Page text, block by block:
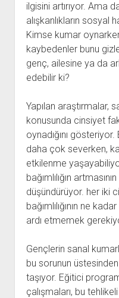
ilgisini artırıyor. Ama
alışkanlıkların
Kimse kumar
kaybedenler bunu
genç, ailesine ya da
edebilir ki?
Yapılan araştırmalar,
konusunda cinsiyet
oynadığını
daha çok severken,
etkilenme
bağımlılığın
düşündürüyor. her iki
bağımlılığının ne
ardı etmemek
Gençlerin sanal
bu sorunun
taşıyor. Eğitici
çalışmaları, bu